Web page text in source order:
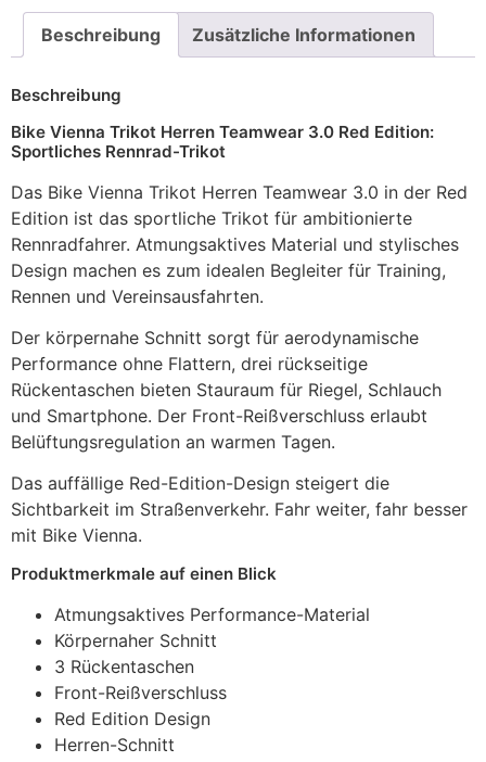
Beschreibung Zusätzliche Informationen
Beschreibung
Bike Vienna Trikot Herren Teamwear 3.0 Red Edition:
Sportliches Rennrad-Trikot
Das Bike Vienna Trikot Herren Teamwear 3.0 in der Red
Edition ist das sportliche Trikot für ambitionierte
Rennradfahrer. Atmungsaktives Material und stylisches
Design machen es zum idealen Begleiter für Training,
Rennen und Vereinsausfahrten.
Der körpernahe Schnitt sorgt für aerodynamische
Performance ohne Flattern, drei rückseitige
Rückentaschen bieten Stauraum für Riegel, Schlauch
und Smartphone. Der Front-Reißverschluss erlaubt
Belüftungsregulation an warmen Tagen.
Das auffällige Red-Edition-Design steigert die
Sichtbarkeit im Straßenverkehr. Fahr weiter, fahr besser
mit Bike Vienna.
Produktmerkmale auf einen Blick
Atmungsaktives Performance-Material
Körpernaher Schnitt
3 Rückentaschen
Front-Reißverschluss
Red Edition Design
Herren-Schnitt